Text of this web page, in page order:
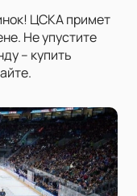
ЦСКА примет
Не упустите
– купить